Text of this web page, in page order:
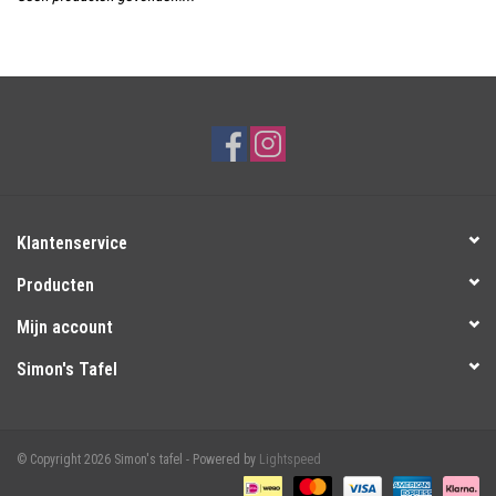
Cadeaubonnen
Klantenservice
Producten
Mijn account
Simon's Tafel
© Copyright 2026 Simon's tafel - Powered by Lightspeed